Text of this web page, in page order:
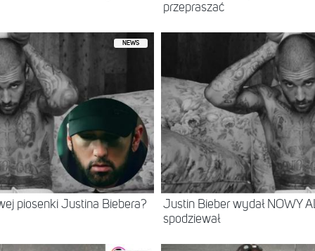
przepraszać
NEWS
piosenki Justina Biebera?
Justin Bieber wydał NOWY
spodziewał